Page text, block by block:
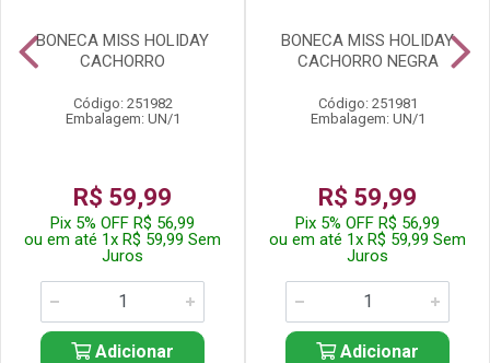
BONECA MISS HOLIDAY
CACHORRO
Código: 251982
Embalagem: UN/1
R$ 59,99
Pix 5% OFF R$ 56,99
ou em até 1x R$ 59,99 Sem
Juros
Adicionar
BONECA MISS HOLIDAY
CACHORRO NEGRA
Código: 251981
Embalagem: UN/1
R$ 59,99
Pix 5% OFF R$ 56,99
ou em até 1x R$ 59,99 Sem
Juros
Adicionar